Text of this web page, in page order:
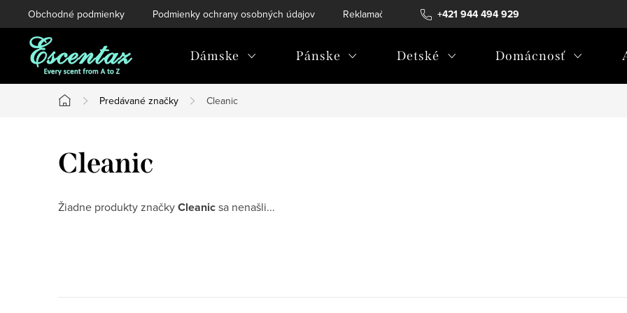
na
+421 944 494 929
Obchodné podmienky Podmienky ochrany osobných údajov Reklamačný poriadok Reklamačný formulár
Dámske Pánske Detské Domácnosť
Domov
Predávané značky Cleanic
Cleanic
Žiadne produkty značkyCleanicsa nenašli...